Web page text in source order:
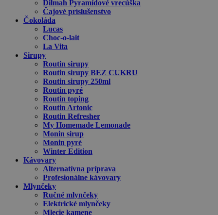
Dilmah Pyramídové vrecúška
Čajové príslušenstvo
Čokoláda
Lucas
Choc-o-lait
La Vita
Sirupy
Routin sirupy
Routin sirupy BEZ CUKRU
Routin sirupy 250ml
Routin pyré
Routin toping
Routin Artonic
Routin Refresher
My Homemade Lemonade
Monin sirup
Monin pyré
Winter Edition
Kávovary
Alternatívna príprava
Profesionálne kávovary
Mlynčeky
Ručné mlynčeky
Elektrické mlynčeky
Mlecie kamene